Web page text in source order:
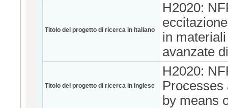
Titolo del progetto di ricerca in italiano
H2020:
in
avanzate
Titolo del progetto di ricerca in inglese
H2020:
Processes
by means